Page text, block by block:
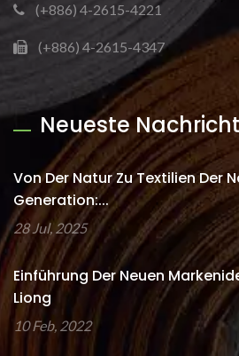
(+886) 4-2615-4221
(+886) 4-2615-4347
Neueste
Von Der Natur Zu Textilien Der
Generation:...
28 Jul, 2025
Einführung Der Neuen
Liong
10 Feb, 2022